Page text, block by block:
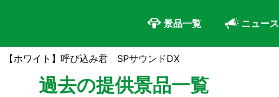
景品一覧 ニュース
【ホワイト】呼び込み君 SPサウンドDX
過去の提供景品一覧